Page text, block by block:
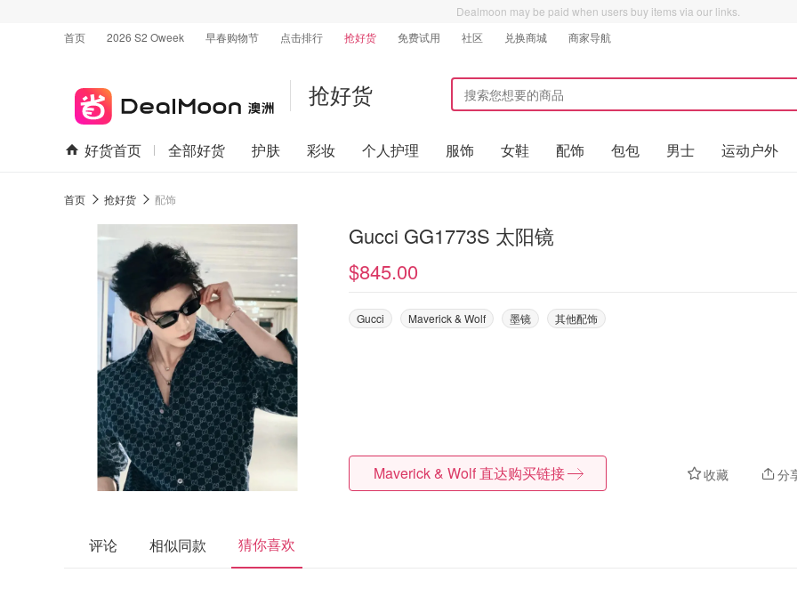
Dealmoon may be paid when users buy items via our links.
首页
2026 S2 Oweek 早春购物节 点击排行 抢好货 免费试用 社区 兑换商城 商家导航
抢好货
好货首页 全部好货 护肤 彩妆 个人护理 服饰 女鞋 配饰 包包 男士 运动户外
首页 抢好货 配饰
Gucci GG1773S 太阳镜
$845.00
Gucci Maverick & Wolf 墨镜 其他配饰
收藏 分
Maverick & Wolf 直达购买链接
评论 相似同款 猜你喜欢